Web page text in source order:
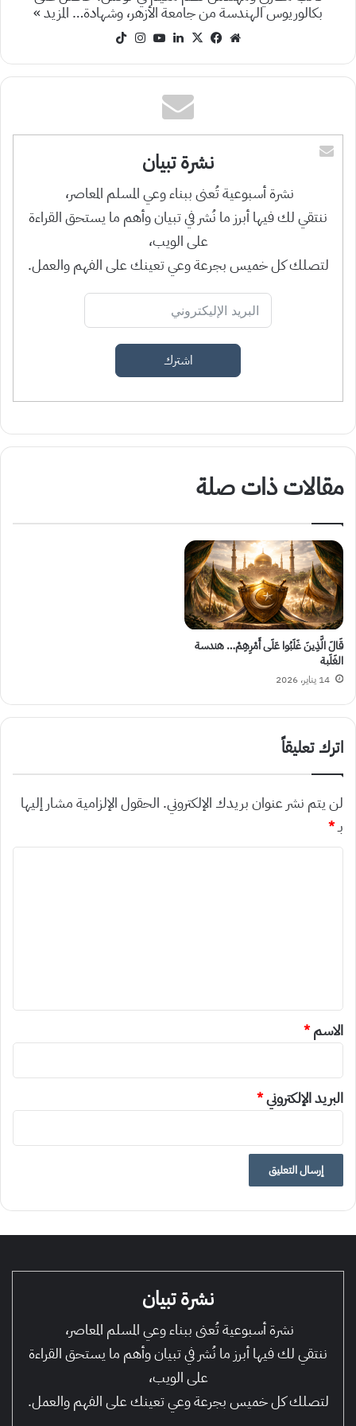
بكالوريوس الهندسة من جامعة الأزهر، وشهادة… المزيد »
موقع فيسبوك
‫X لينكدإن‫YouTube
انستقرام
نشرة تبيان
نشرة أسبوعية تُعنى ببناء وعي المسلم المعاصر،
ننتقي لك فيها أبرز ما نُشر في تبيان وأهم ما يستحق القراءة
على الويب،
لتصلك كل خميس بجرعة وعي تعينك على الفهم والعمل.
اشترك
مقالات ذات صلة
قَالَ الَّذِينَ غَلَبُوا عَلَى أَمْرِهِمْ… هندسة
الغَلَبة
14 يناير، 2026
اترك تعليقاً
لن يتم نشر عنوان بريدك الإلكتروني. الحقول الإلزامية مشار إليها
بـ*
*
الاسم*
البريد الإلكتروني*
نشرة تبيان
نشرة أسبوعية تُعنى ببناء وعي المسلم المعاصر،
ننتقي لك فيها أبرز ما نُشر في تبيان وأهم ما يستحق القراءة
على الويب،
لتصلك كل خميس بجرعة وعي تعينك على الفهم والعمل.